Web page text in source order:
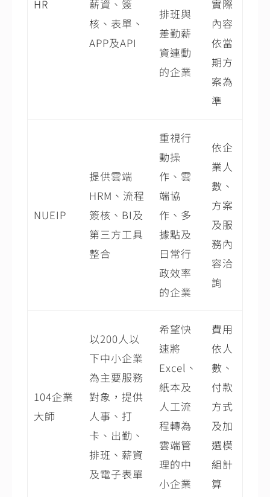
HR
薪資、簽
核、表單、
APP及API
排班與
差勤薪
資連動
的企業
實際
內容
依當
期方
案為
準
NUEIP
提供雲端
HRM、流程
簽核、BI及
第三方工具
整合
重視行
動操
作、雲
端協
作、多
據點及
日常行
政效率
的企業
依企
業人
數、
方案
及服
務內
容洽
詢
104企業
大師
以200人以
下中小企業
為主要服務
對象，提供
人事、打
卡、出勤、
排班、薪資
及電子表單
希望快
速將
Excel、
紙本及
人工流
程轉為
雲端管
理的中
小企業
費用
依人
數、
付款
方式
及加
選模
組計
算